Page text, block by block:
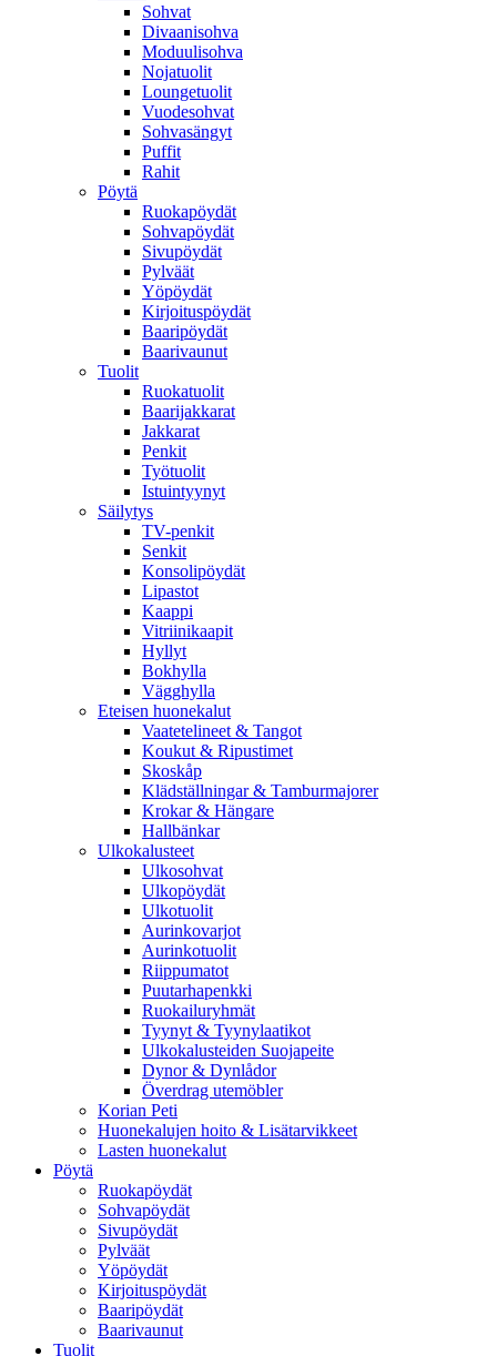
Sohvat
Divaanisohva
Moduulisohva
Nojatuolit
Loungetuolit
Vuodesohvat
Sohvasängyt
Puffit
Rahit
Pöytä
Ruokapöydät
Sohvapöydät
Sivupöydät
Pylväät
Yöpöydät
Kirjoituspöydät
Baaripöydät
Baarivaunut
Tuolit
Ruokatuolit
Baarijakkarat
Jakkarat
Penkit
Työtuolit
Istuintyynyt
Säilytys
TV-penkit
Senkit
Konsolipöydät
Lipastot
Kaappi
Vitriinikaapit
Hyllyt
Bokhylla
Vägghylla
Eteisen huonekalut
Vaatetelineet & Tangot
Koukut & Ripustimet
Skoskåp
Klädställningar & Tamburmajorer
Krokar & Hängare
Hallbänkar
Ulkokalusteet
Ulkosohvat
Ulkopöydät
Ulkotuolit
Aurinkovarjot
Aurinkotuolit
Riippumatot
Puutarhapenkki
Ruokailuryhmät
Tyynyt & Tyynylaatikot
Ulkokalusteiden Suojapeite
Dynor & Dynlådor
Överdrag utemöbler
Korian Peti
Huonekalujen hoito & Lisätarvikkeet
Lasten huonekalut
Pöytä
Ruokapöydät
Sohvapöydät
Sivupöydät
Pylväät
Yöpöydät
Kirjoituspöydät
Baaripöydät
Baarivaunut
Tuolit